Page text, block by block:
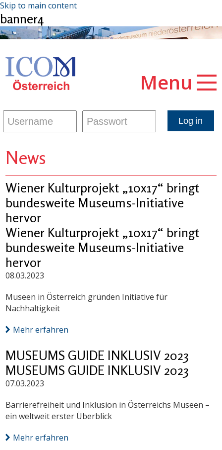
Skip to main content
banner4
Menu
News
Wiener Kulturprojekt „10x17“ bringt
bundesweite Museums-Initiative
hervor
Wiener Kulturprojekt „10x17“ bringt
bundesweite Museums-Initiative
hervor
08.03.2023
Museen in Österreich gründen Initiative für
Nachhaltigkeit
Mehr erfahren
MUSEUMS GUIDE INKLUSIV 2023
MUSEUMS GUIDE INKLUSIV 2023
07.03.2023
Barrierefreiheit und Inklusion in Österreichs Museen –
ein weltweit erster Überblick
Mehr erfahren